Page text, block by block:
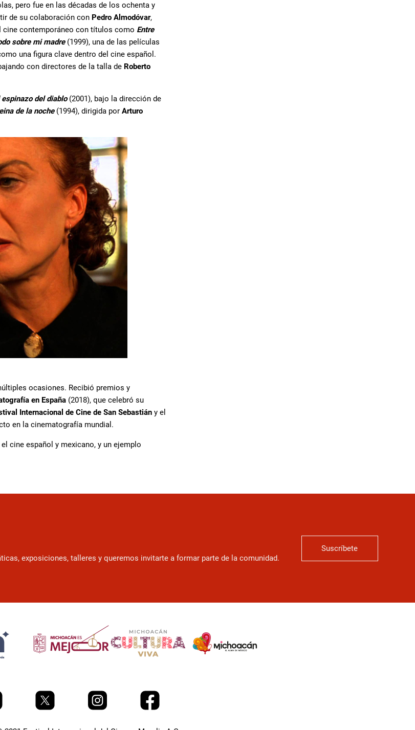
pero fue en las décadas de los ochenta y
de su colaboración con Pedro Almodóvar,
cine contemporáneo con títulos como Entre
sobre mi madre (1999), una de las películas
una figura clave dentro del cine español.
con directores de la talla de Roberto
espinazo del diablo(2001), bajo la dirección de
de la noche(1994), dirigida por Arturo
ocasiones. Recibió premios y
en España (2018), que celebró su
Internacional de Cine de San Sebastián y el
en la cinematografía mundial.
cine español y mexicano, y un ejemplo
exposiciones, talleres y queremos invitarte a formar parte de la comunidad.
Suscríbete